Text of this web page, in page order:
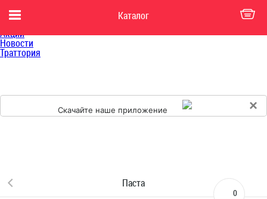
Каталог
Каталог
Доставка
Акции
Новости
Траттория
Скачайте наше приложение ×
Паста
0